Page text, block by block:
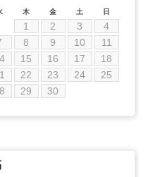
木 金 土 日
1 2 3
4
8 9 10
11
15 16 17
18
22 23 24
25
29 30